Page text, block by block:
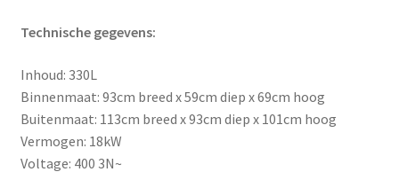
Technische gegevens:
Inhoud: 330L
Binnenmaat: 93cm breed x 59cm diep x 69cm hoog
Buitenmaat: 113cm breed x 93cm diep x 101cm hoog
Vermogen: 18kW
Voltage: 400 3N~